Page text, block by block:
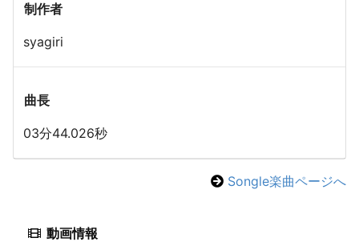
制作者
syagiri
曲長
03分44.026秒
Songle楽曲ページへ
動画情報